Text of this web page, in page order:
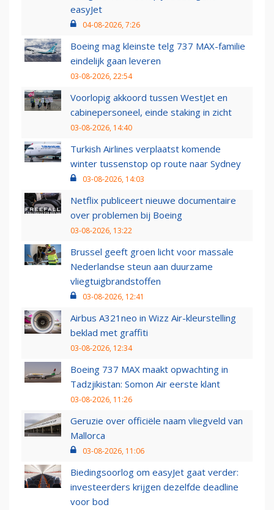
easyJet
04-08-2026, 7:26
Boeing mag kleinste telg 737 MAX-familie
eindelijk gaan leveren
03-08-2026, 22:54
Voorlopig akkoord tussen WestJet en
cabinepersoneel, einde staking in zicht
03-08-2026, 14:40
Turkish Airlines verplaatst komende
winter tussenstop op route naar Sydney
03-08-2026, 14:03
Netflix publiceert nieuwe documentaire
over problemen bij Boeing
03-08-2026, 13:22
Brussel geeft groen licht voor massale
Nederlandse steun aan duurzame
vliegtuigbrandstoffen
03-08-2026, 12:41
Airbus A321neo in Wizz Air-kleurstelling
beklad met graffiti
03-08-2026, 12:34
Boeing 737 MAX maakt opwachting in
Tadzjikistan: Somon Air eerste klant
03-08-2026, 11:26
Geruzie over officiële naam vliegveld van
Mallorca
03-08-2026, 11:06
Biedingsoorlog om easyJet gaat verder:
investeerders krijgen dezelfde deadline
voor bod